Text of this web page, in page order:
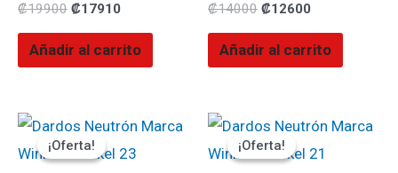
₡19900 ₡17910
Añadir al carrito
₡14000 ₡12600
Añadir al carrito
¡Oferta!
¡Oferta!
precio
original
El
precio
actual
¡Oferta!
¡Oferta!
precio
original
El
precio
actual